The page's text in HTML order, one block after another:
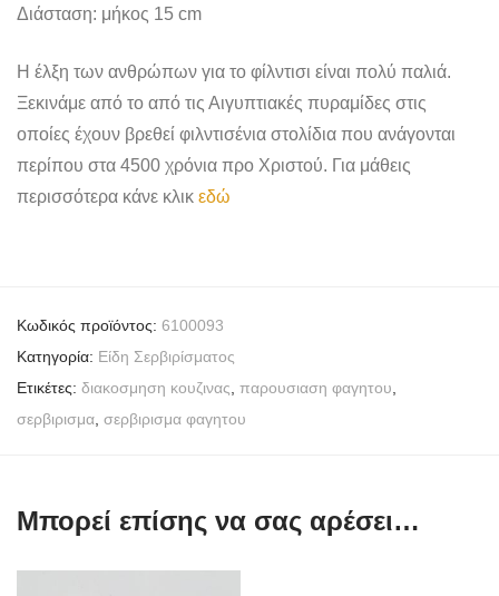
Διάσταση: μήκος 15 cm
Η έλξη των ανθρώπων για το φίλντισι είναι πολύ παλιά.
Ξεκινάμε από το από τις Αιγυπτιακές πυραμίδες στις
οποίες έχουν βρεθεί φιλντισένια στολίδια που ανάγονται
περίπου στα 4500 χρόνια προ Χριστού. Για μάθεις
περισσότερα κάνε κλικ εδώ
Κωδικός προϊόντος: 6100093
Κατηγορία: Είδη Σερβιρίσματος
Ετικέτες: διακοσμηση κουζινας παρουσιαση φαγητου
σερβιρισμα σερβιρισμα φαγητου
Μπορεί επίσης να σας αρέσει…